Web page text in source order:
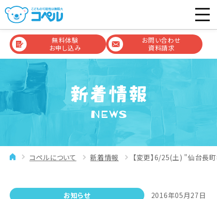
無料体験
お申し込み
お問い合わせ
資料請求
NEWS
コペルについて 新着情報 【変更】6/25(土) "仙台長
お知らせ 2016年05月27日